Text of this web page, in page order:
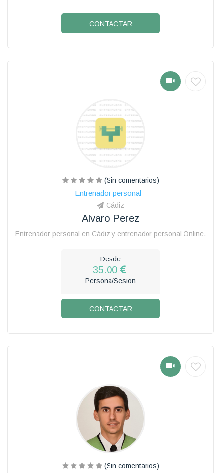
CONTACTAR
(Sin comentarios)
Entrenador personal
Cádiz
Alvaro Perez
Entrenador personal en Cádiz y entrenador personal Online.
Desde
35.00
Persona/Sesion
CONTACTAR
(Sin comentarios)